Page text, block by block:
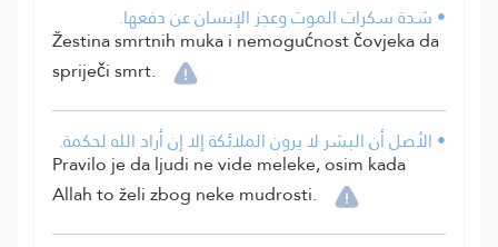
• شدة سكرات الموت وعجز الإنسان عن دفعها.
Žestina smrtnih muka i nemogućnost čovjeka da
spriječi smrt.
• الأصل أن البشر لا يرون الملائكة إلا إن أراد الله لحكمة.
Pravilo je da ljudi ne vide meleke, osim kada
Allah to želi zbog neke mudrosti.